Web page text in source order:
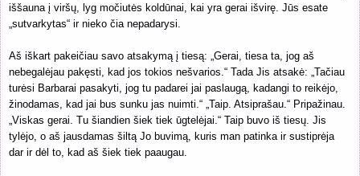
iššauna į viršų, lyg močiutės koldūnai, kai yra gerai išvirę. Jūs esate
„sutvarkytas“ ir nieko čia nepadarysi.
Aš iškart pakeičiau savo atsakymą į tiesą: „Gerai, tiesa ta, jog aš
nebegalėjau pakęsti, kad jos tokios nešvarios.“ Tada Jis atsakė: „Tačiau
turėsi Barbarai pasakyti, jog tu padarei jai paslaugą, kadangi to reikėjo,
žinodamas, kad jai bus sunku jas nuimti.“ „Taip. Atsiprašau.“ Pripažinau.
„Viskas gerai. Tu šiandien šiek tiek ūgtelėjai.“ Taip buvo iš tiesų. Jis
tylėjo, o aš jausdamas šiltą Jo buvimą, kuris man patinka ir sustiprėja
dar ir dėl to, kad aš šiek tiek paaugau.